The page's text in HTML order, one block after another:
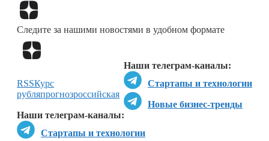
Следите за нашими новостями в удобном формате
Наши телеграм-каналы:
Стартапы и технологии
Новые бизнес-тренды
Наши телеграм-каналы:
Стартапы и технологии
RSSКурс
рубляпрогнозроссийская